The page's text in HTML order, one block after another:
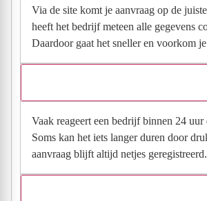
Via de site komt je aanvraag op de
heeft het bedrijf meteen alle gegevens
Daardoor gaat het sneller en voorkom
Vaak reageert een bedrijf binnen 24
Soms kan het iets langer duren door
aanvraag blijft altijd netjes geregistreerd.